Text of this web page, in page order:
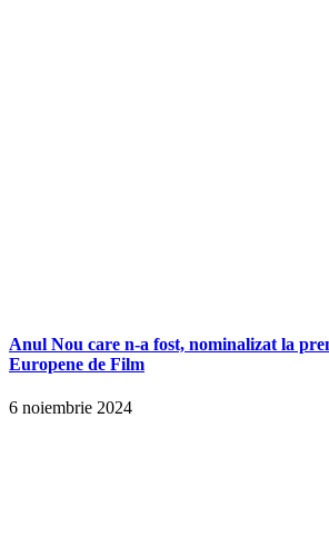
Anul Nou care n-a fost, nominalizat la
Europene de Film
6 noiembrie 2024